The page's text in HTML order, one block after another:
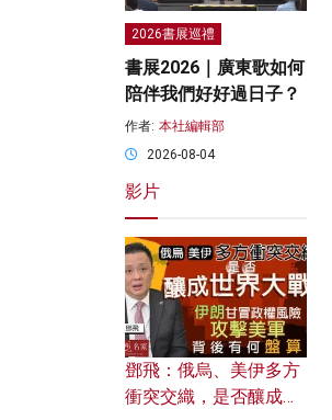
2026書展巡禮
書展2026｜廣東歌如何
陪伴我們好好過日子？
作者: 本社編輯部
2026-08-04
影片
鄧飛：俄烏、美伊多方
衝突交織，是否釀成世